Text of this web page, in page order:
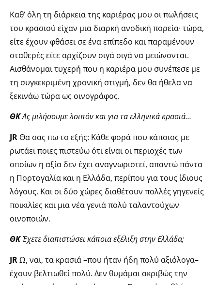
Καθ’ όλη τη διάρκεια της καριέρας μου οι πωλήσεις
του κρασιού είχαν μια διαρκή ανοδική πορεία· τώρα,
είτε έχουν φθάσει σε ένα επίπεδο και παραμένουν
σταθερές είτε αρχίζουν σιγά σιγά να μειώνονται.
Αισθάνομαι τυχερή που η καριέρα μου συνέπεσε με
τη συγκεκριμένη χρονική στιγμή, δεν θα ήθελα να
ξεκινάω τώρα ως οινογράφος.
ΘΚΑς μιλήσουμε λοιπόν και για τα ελληνικά κρασιά…
JR Θα σας πω το εξής: Κάθε φορά που κάποιος με
ρωτάει ποιες πιστεύω ότι είναι οι περιοχές των
οποίων η αξία δεν έχει αναγνωριστεί, απαντώ πάντα
η Πορτογαλία και η Ελλάδα, περίπου για τους ίδιους
λόγους. Και οι δύο χώρες διαθέτουν πολλές γηγενείς
ποικιλίες και μια νέα γενιά πολύ ταλαντούχων
οινοποιών.
ΘΚΈχετε διαπιστώσει κάποια εξέλιξη στην Ελλάδα;
JRΩ, ναι, τα κρασιά –που ήταν ήδη πολύ αξιόλογα–
έχουν βελτιωθεί πολύ. Δεν θυμάμαι ακριβώς την